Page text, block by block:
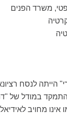
משרד הפנים
לנסח
במודל של
אינו מחויב